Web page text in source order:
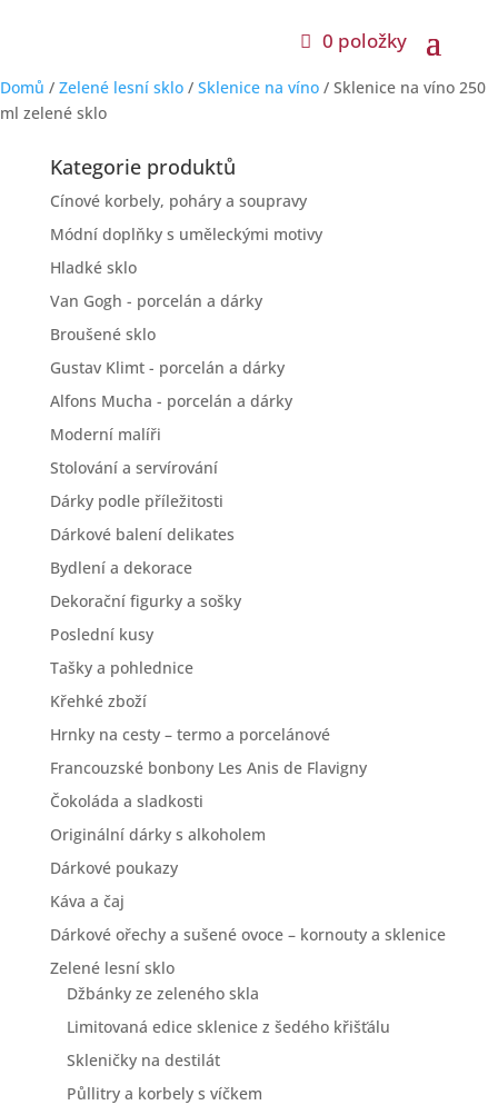
0 položky
Domů / Zelené lesní sklo / Sklenice na víno / Sklenice na víno 250
ml zelené sklo
Kategorie produktů
Cínové korbely, poháry a soupravy
Módní doplňky s uměleckými motivy
Hladké sklo
Van Gogh - porcelán a dárky
Broušené sklo
Gustav Klimt - porcelán a dárky
Alfons Mucha - porcelán a dárky
Moderní malíři
Stolování a servírování
Dárky podle příležitosti
Dárkové balení delikates
Bydlení a dekorace
Dekorační figurky a sošky
Poslední kusy
Tašky a pohlednice
Křehké zboží
Hrnky na cesty – termo a porcelánové
Francouzské bonbony Les Anis de Flavigny
Čokoláda a sladkosti
Originální dárky s alkoholem
Dárkové poukazy
Káva a čaj
Dárkové ořechy a sušené ovoce – kornouty a sklenice
Zelené lesní sklo
Džbánky ze zeleného skla
Limitovaná edice sklenice z šedého křišťálu
Skleničky na destilát
Půllitry a korbely s víčkem